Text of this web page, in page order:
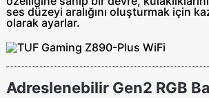
ses düzeyi aralığını oluşturmak için
olarak ayarlar.
Adreslenebilir Gen2 RGB